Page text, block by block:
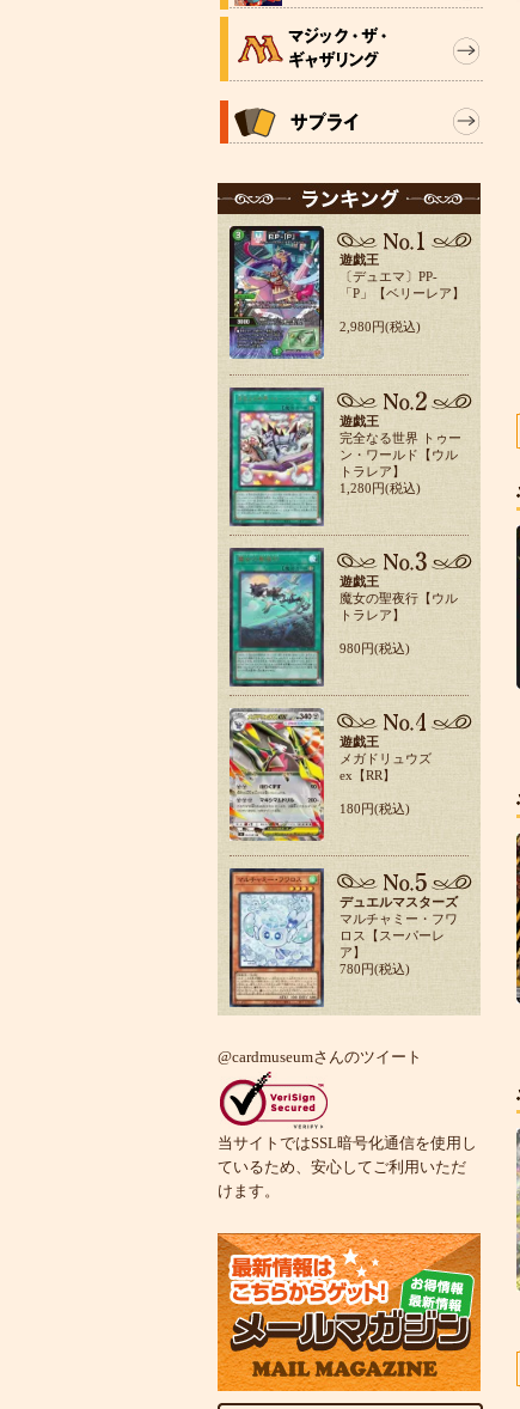
遊戯王
〔デュエマ〕PP-
「P」【ベリーレア】
2,980円(税込)
遊戯王
完全なる世界 トゥー
ン・ワールド【ウル
トラレア】
1,280円(税込)
遊戯王
魔女の聖夜行【ウル
トラレア】
980円(税込)
遊戯王
メガドリュウズ
ex【RR】
180円(税込)
デュエルマスターズ
マルチャミー・フワ
ロス【スーパーレ
ア】
780円(税込)
@cardmuseumさんのツイート
当サイトではSSL暗号化通信を使用し
ているため、安心してご利用いただ
けます。